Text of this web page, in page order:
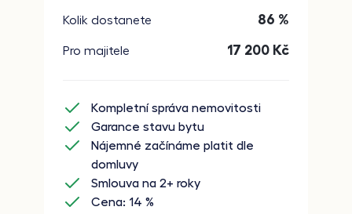
Kolik dostanete 86 %
Pro majitele 17 200 Kč
Kompletní správa nemovitosti
Garance stavu bytu
Nájemné začínáme platit dle
domluvy
Smlouva na 2+ roky
Cena: 14 %